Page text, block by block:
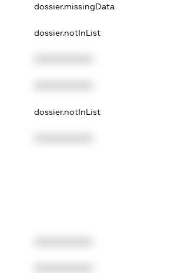
dossier.missingData
dossier.notInList
dossier.notInList